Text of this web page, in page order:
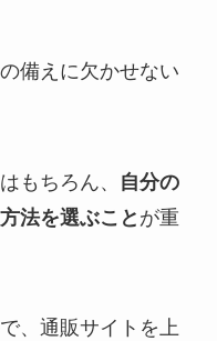
備えに欠かせない
もちろん、
自分の
法を選ぶこと が重
、通販サイトを上